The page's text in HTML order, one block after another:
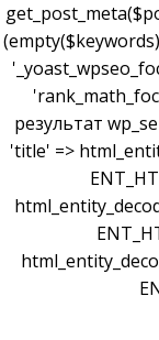
результат
'title' =>